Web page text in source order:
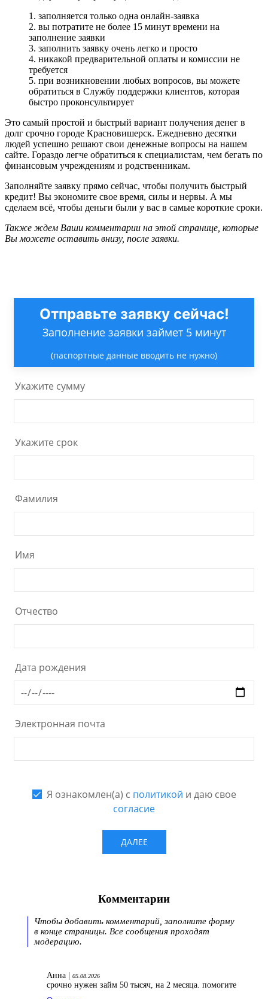
1. заполняется только одна онлайн-заявка
2. вы потратите не более 15 минут времени на
заполнение заявки
3. заполнить заявку очень легко и просто
4. никакой предварительной оплаты и комиссии не
требуется
5. при возникновении любых вопросов, вы можете
обратиться в Службу поддержки клиентов, которая
быстро проконсультирует
Это самый простой и быстрый вариант получения денег в
долг срочно городе Красновишерск. Ежедневно десятки
людей успешно решают свои денежные вопросы на нашем
сайте. Гораздо легче обратиться к специалистам, чем бегать по
финансовым учреждениям и родственникам.
Заполняйте заявку прямо сейчас, чтобы получить быстрый
кредит! Вы экономите свое время, силы и нервы. А мы
сделаем всё, чтобы деньги были у вас в самые короткие сроки.
Также ждем Ваши комментарии на этой странице, которые
Вы можете оставить внизу, после заявки.
Комментарии
Чтобы добавить комментарий, заполните форму
в конце страницы. Все сообщения проходят
модерацию.
Анна | 05.08.2026
срочно нужен займ 50 тысяч, на 2 месяца. помогите